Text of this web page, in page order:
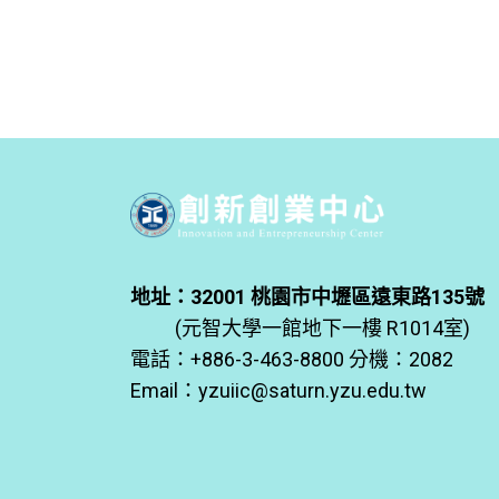
地址：32001 桃園市中壢區遠東路135號
(元智大學一館地下一樓 R1014室)
電話：+886-3-463-8800 分機：2082
Email： yzuiic@saturn.yzu.edu.tw